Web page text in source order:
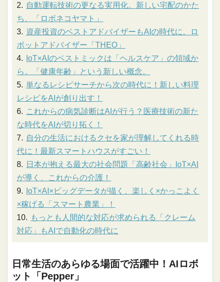
自動運転技術の更なる実用化。新しい宅配のかた
ち、「ロボネコヤマト」
資産投資のベストアドバイザーもAIの時代に。ロ
ボットアドバイザー「THEO」
IoT×AIのベストミックは「ヘルスケア」の領域か
ら。「健康年齢」という新しい概念。
単なるレシピサーチから次の時代に！新しい料理
レシピをAIが創り出す！
これからの病気診断はAIが行う？医療技術の新た
な時代をAIが切り拓く！
自分の生活におけるクセを家が理解してくれる時
代に！最新スマートハウスがすごい！
日本が抱える最大の社会問題「高齢社会」IoT×AI
が導く、これからの介護！
IoT×AI×ビッグデータが描く、楽しく×かっこよく
×稼げる「スマート農業」！
もっとも人間的な対応が求められる「クレーム
対応」もAIで自動化の時代に
日常生活のあらゆる場面で活躍中！AIロボ
ット「Pepper」